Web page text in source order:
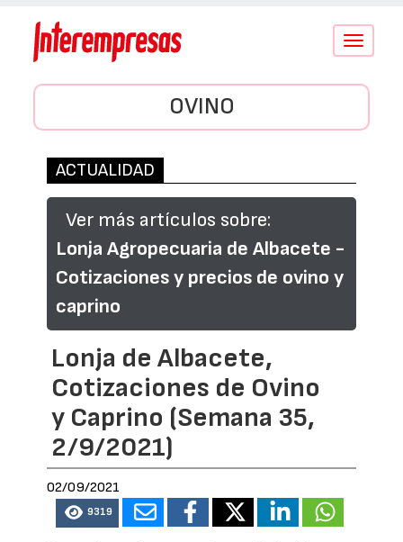
Conmutar
OVINO
ACTUALIDAD
Ver más artículos sobre:
Lonja Agropecuaria de Albacete -
Cotizaciones y precios de ovino y
caprino
Lonja de Albacete,
Cotizaciones de Ovino
y Caprino (Semana 35,
2/9/2021)
02/09/2021
9319